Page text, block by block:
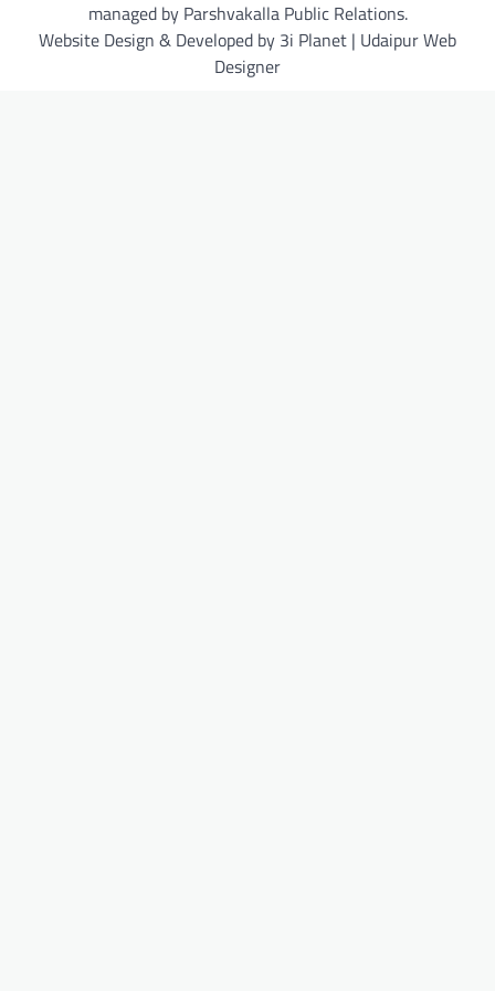
managed by Parshvakalla Public Relations.
Website Design & Developed by 3i Planet | Udaipur Web
Designer